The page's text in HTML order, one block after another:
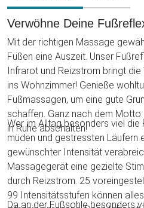
Verwöhne Deine
Mit der richtigen Massage
Füßen eine Auszeit. Unser
Infrarot und Reizstrom bringt
ins Wohnzimmer! Genieße
Fußmassagen, um eine gute
schaffen. Ganz nach dem
in Ruhe abschalten!
Wer im Alltag besonders viel die
müden und gestressten Läufern
gewünschter Intensität
Massagegerät eine gezielte
durch Reizstrom. 25
99 Intensitätsstufen können
Da an der Fußsohle besonders